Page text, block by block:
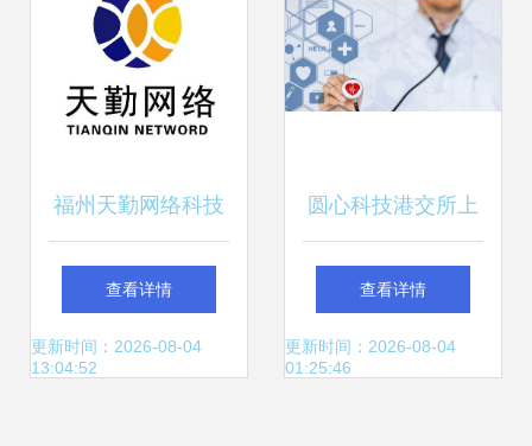
园腾飞
福州天勤网络科技
技术驱动创新，赋
能未来网络开发
查看详情
更新时间：2026-08-04
13:04:52
圆心科技港交所上
市 网络科技的光环
与每日192万亏损
查看详情
更新时间：2026-08-04
01:25:46